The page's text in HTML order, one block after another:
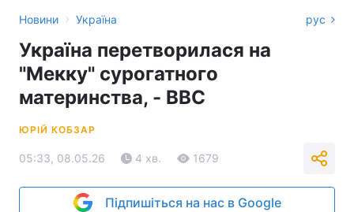
Новини › Україна рус
Україна перетворилася на
"Мекку" сурогатного
материнства, - BBC
ЮРІЙ КОБЗАР
05:33, 08.05.26 4 хв. 1679
Підпишіться на нас в Google